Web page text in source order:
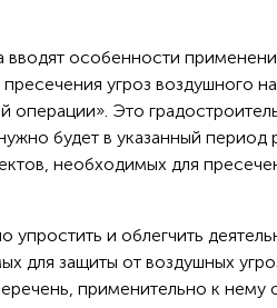
вводят особенности
угроз воздушного
Это
будет в указанный период
необходимых для
и облегчить
для защиты от воздушных
применительно к